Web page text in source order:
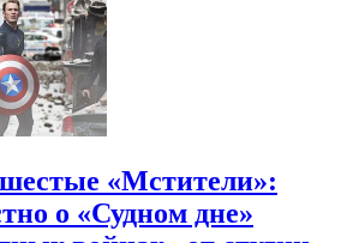
«Мстители»:
о «Судном дне»